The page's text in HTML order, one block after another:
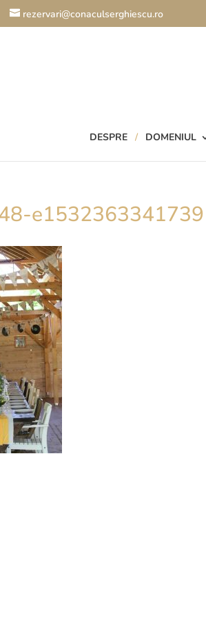
rezervari@conaculserghiescu.ro
DESPRE DOMENIUL
e1532363341739